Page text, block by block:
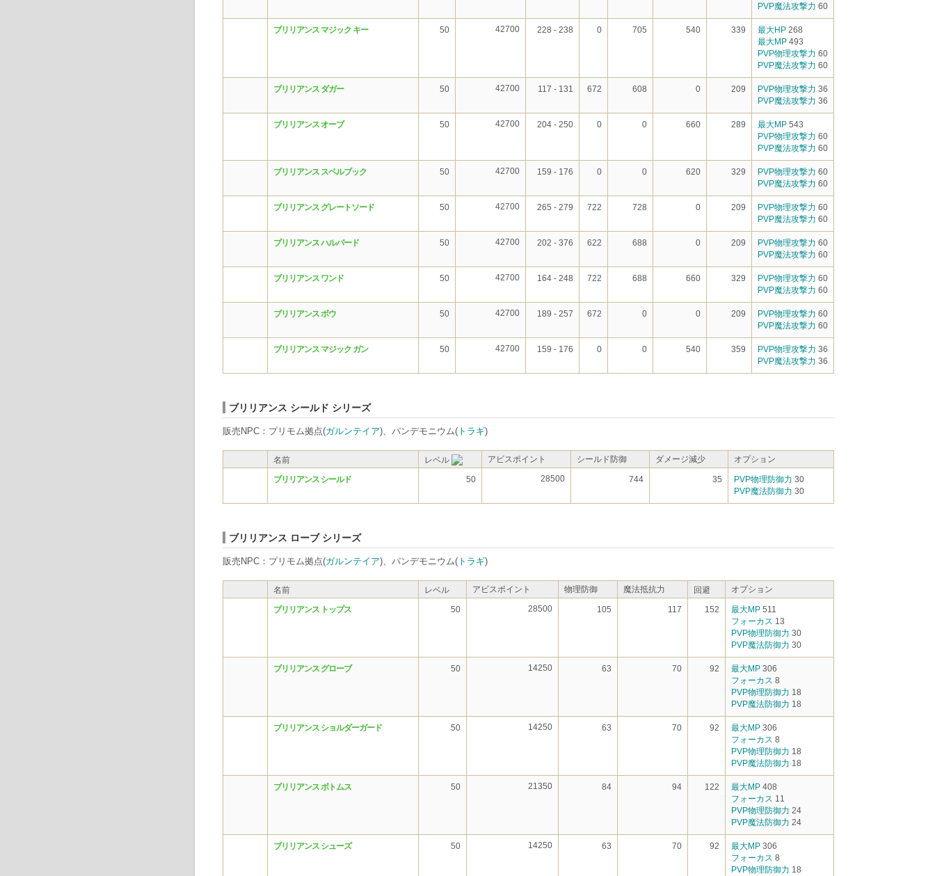
PVP魔法攻撃力 60
ブリリアンス マジック キー 50 42700 228 - 238 0 705 540 339 最大HP 268
最大MP 493
PVP物理攻撃力 60
PVP魔法攻撃力 60
ブリリアンス ダガー 50 42700 117 - 131 672 608 0 209 PVP物理攻撃力 36
PVP魔法攻撃力 36
ブリリアンス オーブ 50 42700 204 - 250 0 0 660 289 最大MP 543
PVP物理攻撃力 60
PVP魔法攻撃力 60
ブリリアンス スペルブック 50 42700 159 - 176 0 0 620 329 PVP物理攻撃力 60
PVP魔法攻撃力 60
ブリリアンス グレートソード 50 42700 265 - 279 722 728 0 209 PVP物理攻撃力 60
PVP魔法攻撃力 60
ブリリアンス ハルバード 50 42700 202 - 376 622 688 0 209 PVP物理攻撃力 60
PVP魔法攻撃力 60
ブリリアンス ワンド 50 42700 164 - 248 722 688 660 329 PVP物理攻撃力 60
PVP魔法攻撃力 60
ブリリアンス ボウ 50 42700 189 - 257 672 0 0 209 PVP物理攻撃力 60
PVP魔法攻撃力 60
ブリリアンス マジック ガン 50 42700 159 - 176 0 0 540 359 PVP物理攻撃力 36
PVP魔法攻撃力 36
ブリリアンス シールド シリーズ
販売NPC：プリモム拠点(ガルンテイア)、パンデモニウム( トラギ)
名前 レベル アビスポイント シールド防御 ダメージ減少 オプション
ブリリアンス シールド 50 28500 744 35 PVP物理防御力 30
PVP魔法防御力 30
ブリリアンス ローブ シリーズ
販売NPC：プリモム拠点(ガルンテイア)、パンデモニウム( トラギ)
名前 レベル アビスポイント 物理防御 魔法抵抗力 回避 オプション
ブリリアンス トップス 50 28500 105 117 152 最大MP 511
フォーカス 13
PVP物理防御力 30
PVP魔法防御力 30
ブリリアンス グローブ 50 14250 63 70 92 最大MP 306
フォーカス 8
PVP物理防御力 18
PVP魔法防御力 18
ブリリアンス ショルダーガード 50 14250 63 70 92 最大MP 306
フォーカス 8
PVP物理防御力 18
PVP魔法防御力 18
ブリリアンス ボトムス 50 21350 84 94 122 最大MP 408
フォーカス 11
PVP物理防御力 24
PVP魔法防御力 24
ブリリアンス シューズ 50 14250 63 70 92 最大MP 306
フォーカス 8
PVP物理防御力 18